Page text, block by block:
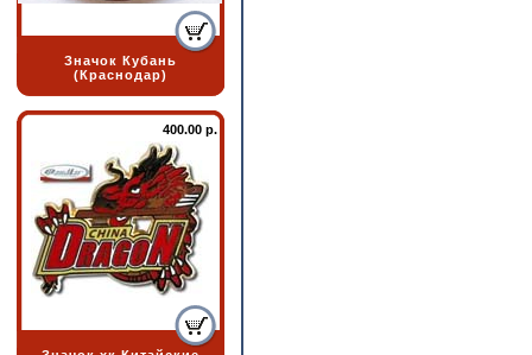
Значок Кубань
(Краснодар)
400.00 р.